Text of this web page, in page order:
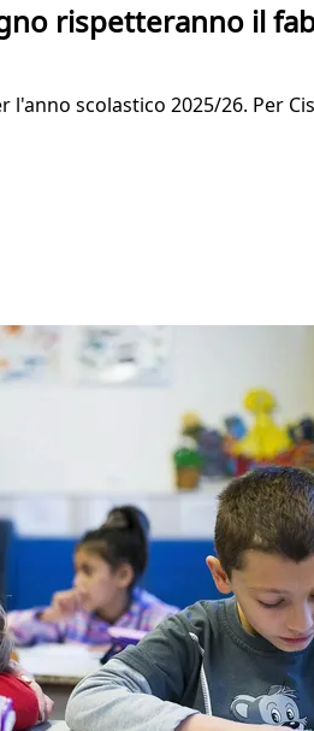
rispetteranno il
scolastico 2025/26. Per